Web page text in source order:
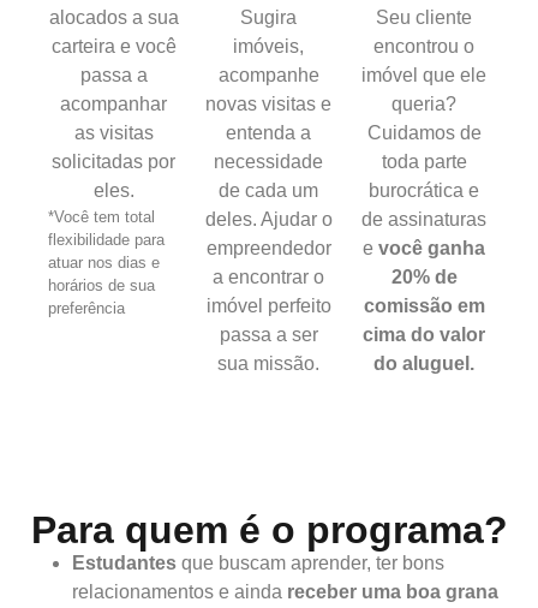
alocados a sua
carteira e você
passa a
acompanhar
as visitas
solicitadas por
eles.
*Você tem total
flexibilidade para
atuar nos dias e
horários de sua
preferência
Sugira
imóveis,
acompanhe
novas visitas e
entenda a
necessidade
de cada um
deles. Ajudar o
empreendedor
a encontrar o
imóvel perfeito
passa a ser
sua missão.
Seu cliente
encontrou o
imóvel que ele
queria?
Cuidamos de
toda parte
burocrática e
de assinaturas
evocê ganha
20% de
comissão em
cima do valor
do aluguel.
Para quem é o programa?
Estudantes que buscam aprender, ter bons
relacionamentos e ainda receber uma boa grana